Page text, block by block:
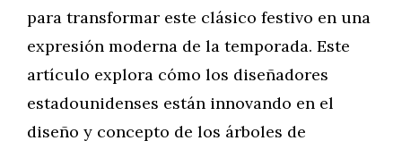
para transformar este clásico festivo en una
expresión moderna de la temporada. Este
artículo explora cómo los diseñadores
estadounidenses están innovando en el
diseño y concepto de los árboles de